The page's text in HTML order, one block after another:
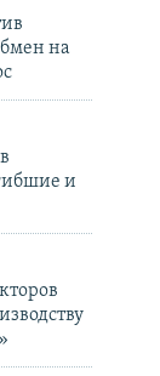
на
и